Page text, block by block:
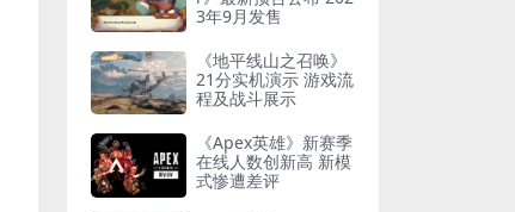
3年9月发售
《地平线山之召唤》
21分实机演示 游戏流
程及战斗展示
《Apex英雄》新赛季
在线人数创新高 新模
式惨遭差评